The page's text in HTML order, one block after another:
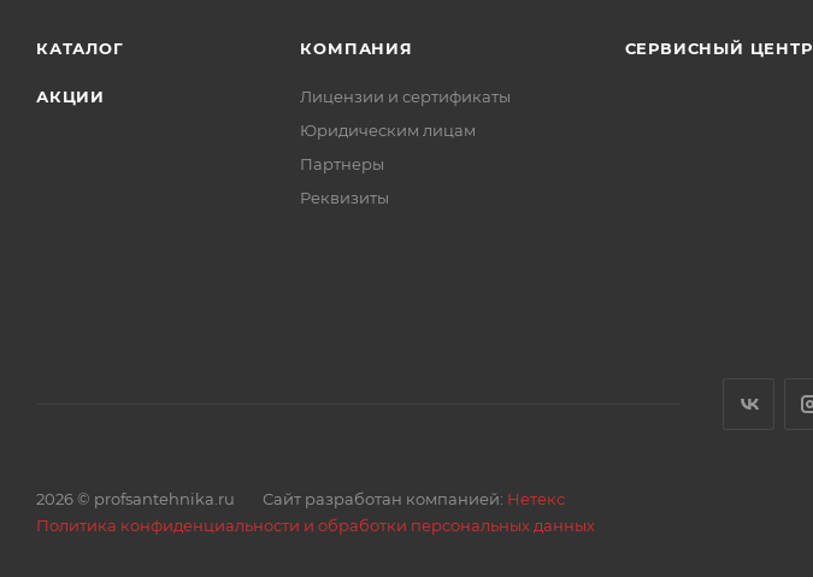
Максимальное рабочее давление, МПа (bar) 2,0 (20)
Номинальный поток (при 3bar), л 35
Минимальный радиус изгиба,мм 50
КАТАЛОГ
АКЦИИ
КОМПАНИЯ
Лицензии и сертификаты
Юридическим лицам
Партнеры
Реквизиты
СЕРВИСНЫЙ ЦЕНТР
2026 © profsantehnika.ru Сайт разработан компанией: Нетекс
Политика конфиденциальности и обработки персональных данных